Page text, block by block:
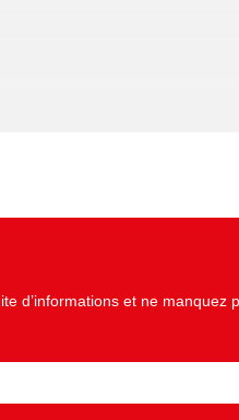
d’informations et ne manquez